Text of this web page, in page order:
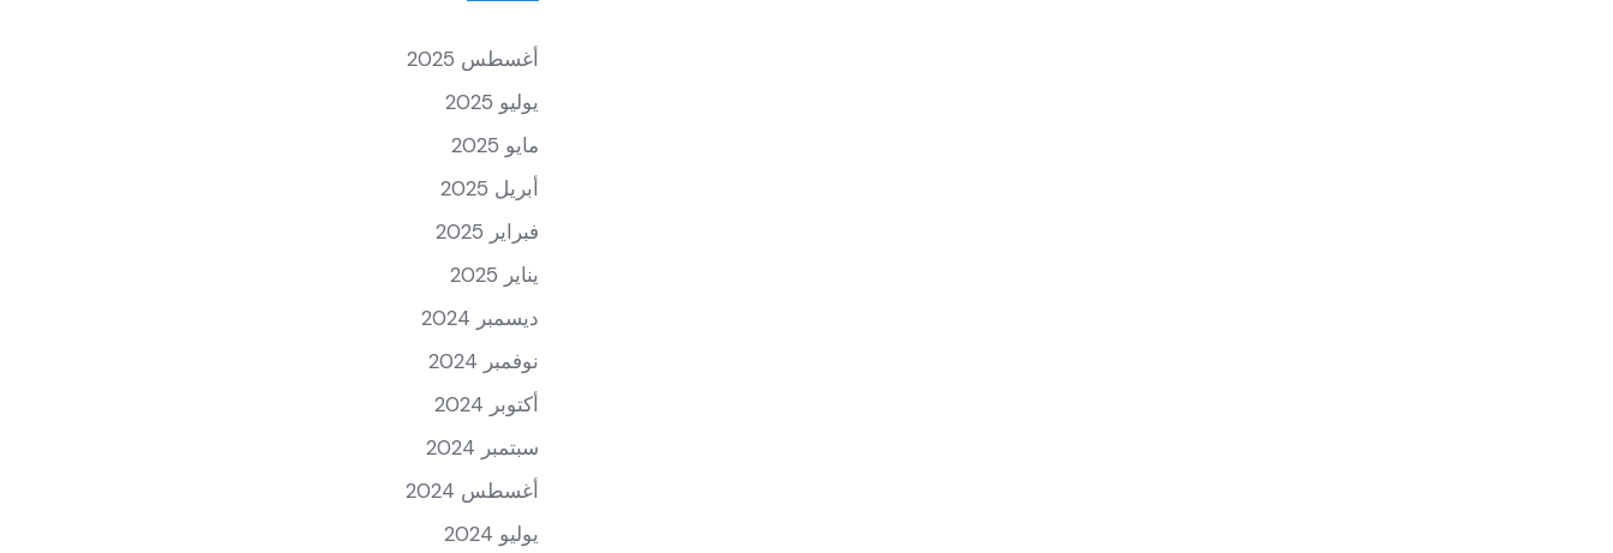
أغسطس 2025
يوليو 2025
مايو 2025
أبريل 2025
فبراير 2025
يناير 2025
ديسمبر 2024
نوفمبر 2024
أكتوبر 2024
سبتمبر 2024
أغسطس 2024
يوليو 2024